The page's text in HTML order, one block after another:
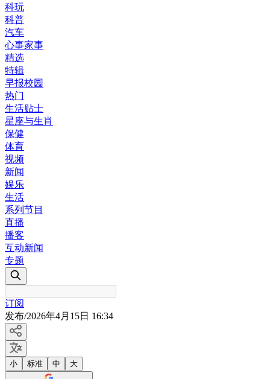
科玩
科普
汽车
心事家事
精选
特辑
早报校园
热门
生活贴士
星座与生肖
保健
体育
视频
新闻
娱乐
生活
系列节目
直播
播客
互动新闻
专题
订阅
发布/2026年4月15日 16:34
小 标准 中 大